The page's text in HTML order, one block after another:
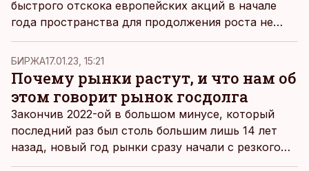
быстрого отскока европейских акций в начале
года пространства для продолжения роста не
осталось.
БИРЖА17.01.23, 15:21
Почему рынки растут, и что нам об
этом говорит рынок госдолга
Закончив 2022-ой в большом минусе, который
последний раз был столь большим лишь 14 лет
назад, новый год рынки сразу начали с резкого
роста, что для многих стало приятной